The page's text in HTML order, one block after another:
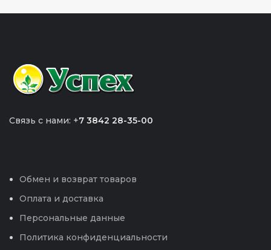
Связь с нами: +7 3842 28-35-00
Обмен и возврат товаров
Оплата и доставка
Персональные данные
Политика конфиденциальности